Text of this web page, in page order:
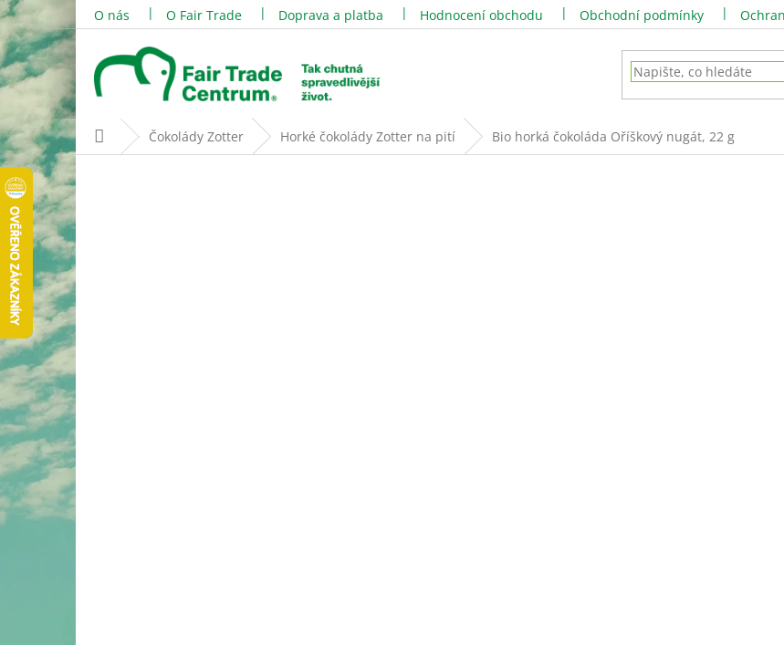
Přejít
na
obsah
O nás O Fair Trade Doprava a platba Hodnocení obchodu Obchodní podmínky
Domů Čokolády Zotter Horké čokolády Zotter na pití Bio horká čokoláda Oříškový nugát, 22 g